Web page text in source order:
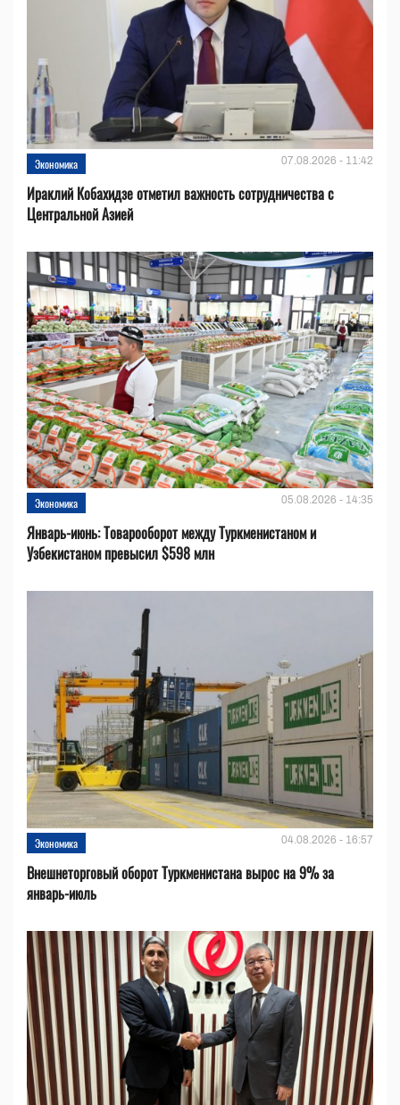
Экономика 07.08.2026 - 11:42
Ираклий Кобахидзе отметил важность сотрудничества с
Центральной Азией
Экономика 05.08.2026 - 14:35
Январь-июнь: Товарооборот между Туркменистаном и
Узбекистаном превысил $598 млн
Экономика 04.08.2026 - 16:57
Внешнеторговый оборот Туркменистана вырос на 9% за
январь-июль